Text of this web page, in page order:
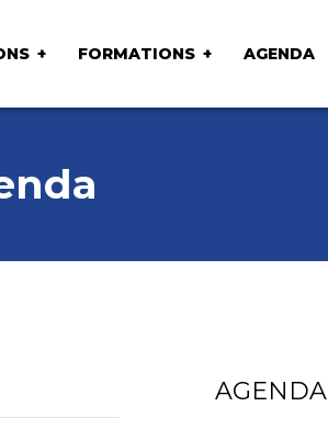
FORMATIONS AGENDA
AGENDA